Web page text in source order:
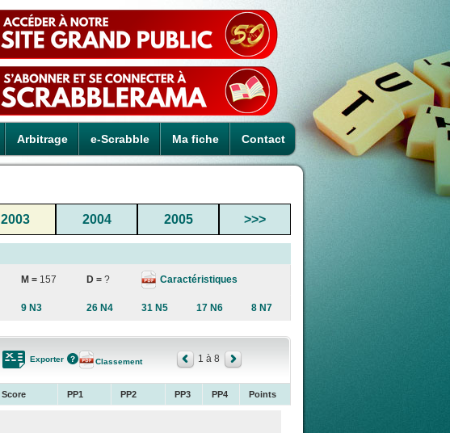
Arbitrage e-Scrabble Ma fiche Contact
2003 2004 2005 >>>
M = 157 D = ? Caractéristiques
9 N3 26 N4 31 N5 17 N6 8 N7
Exporter Classement 1 à 8
Score PP1 PP2 PP3 PP4 Points